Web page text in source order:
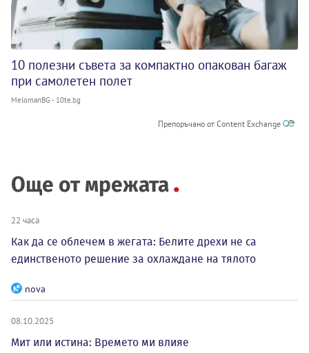
10 полезни съвета за компактно опакован багаж
при самолетен полет
MelomanBG - 10te.bg
Препоръчано от Content Exchange
Още от мрежата
22 часа
Как да се облечем в жегата: Белите дрехи не са
единственото решение за охлаждане на тялото
nova
08.10.2025
Мит или истина: Времето ми влияе